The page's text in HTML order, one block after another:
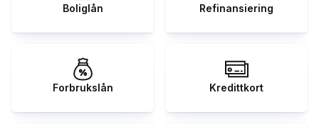
Boliglån Refinansiering
Forbrukslån Kredittkort